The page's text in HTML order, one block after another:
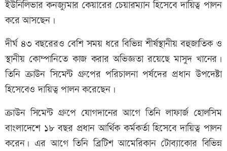
ইউনিলিভার কনজ্যুমার কেয়ারের চেয়ারম্যান হিসেবে দায়িত্ব পালন
করে আসছেন।
দীর্ঘ ৪৩ বছরেরও বেশি সময় ধরে বিভিন্ন শীর্ষস্থানীয় বহুজাতিক ও
স্থানীয় কোম্পানিতে কাজ করার অভিজ্ঞতা রয়েছে মাসুদ খানের।
তিনি ক্রাউন সিমেন্ট গ্রুপের পরিচালনা পর্ষদের প্রধান উপদেষ্টা
হিসেবেও দায়িত্ব পালন করেছেন।
ক্রাউন সিমেন্ট গ্রুপে যোগদানের আগে তিনি লাফার্জ হোলসিম
বাংলাদেশে ১৮ বছর প্রধান আর্থিক কর্মকর্তা হিসেবে দায়িত্ব পালন
করেন। এর আগে তিনি ব্রিটিশ আমেরিকান টোব্যাকোর বিভিন্ন